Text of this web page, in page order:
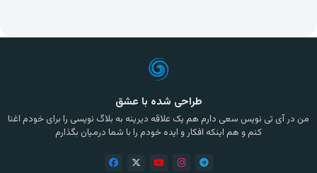
طراحی شده با عشق
من در آی تی نویس سعی دارم هم یک علاقه دیرینه به بلاگ نویسی را برای خودم اغنا
کنم و هم اینکه افکار و ایده خودم را با شما درمیان بگذارم